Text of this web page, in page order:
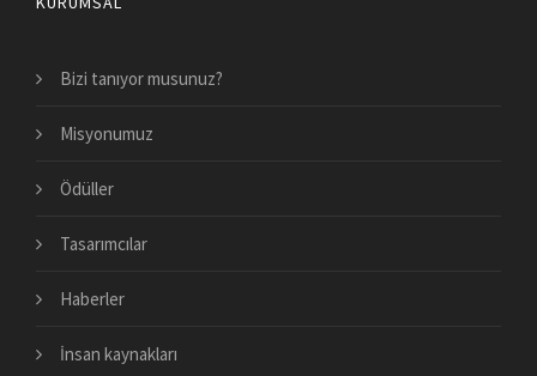
Bizi tanıyor musunuz?
Misyonumuz
Ödüller
Tasarımcılar
Haberler
İnsan kaynakları